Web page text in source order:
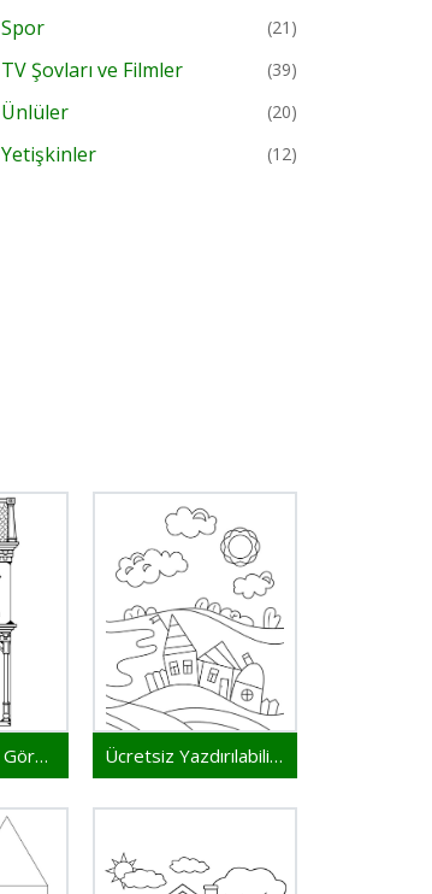
Spor (21)
TV Şovları ve Filmler (39)
Ünlüler (20)
Yetişkinler (12)
Yazdırılabilir Ev Görseli Ücretsiz Yazdırılabilir Ev